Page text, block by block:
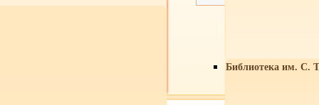
Библиотека им. С.